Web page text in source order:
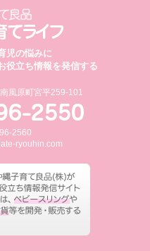
児の悩みに
役立ち情報を発信する
風原町宮平259-101
2560
ryouhin.com